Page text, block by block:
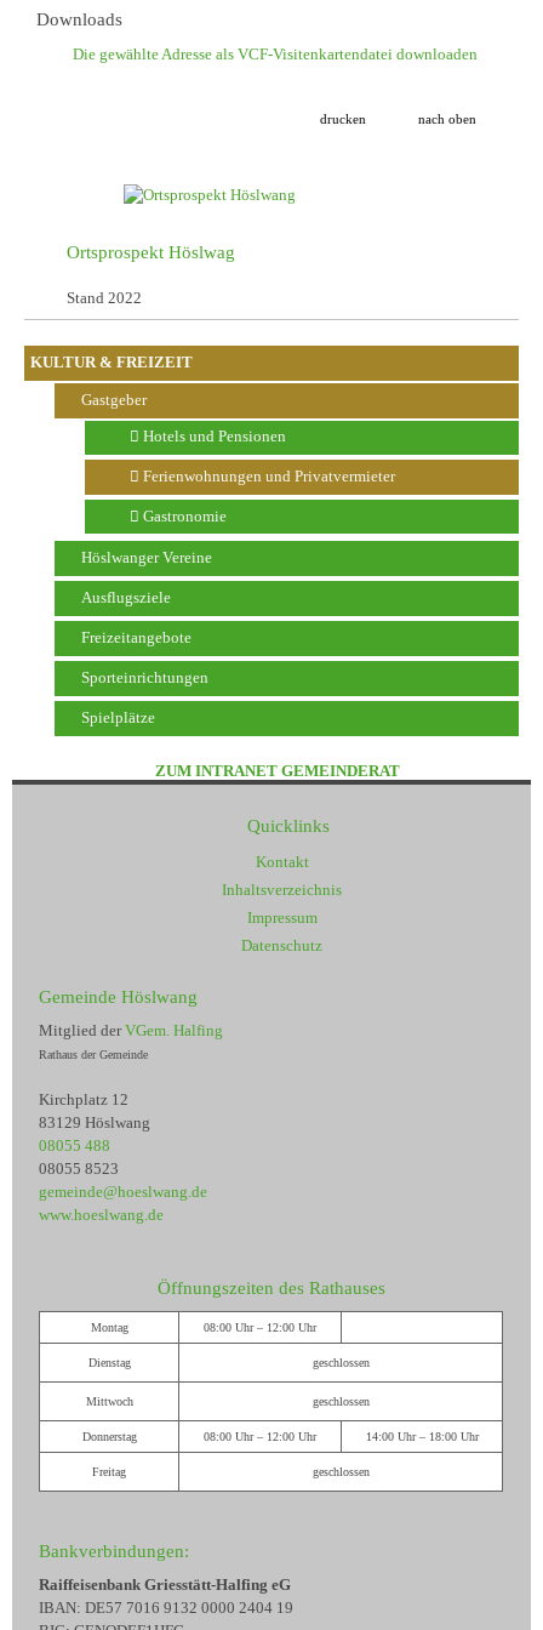
KULTUR & FREIZEIT
Gastgeber
Hotels und Pensionen
Ferienwohnungen und Privatvermieter
Gastronomie
Höslwanger Vereine
Ausflugsziele
Freizeitangebote
Sporteinrichtungen
Spielplätze
Downloads
Die gewählte Adresse als VCF-Visitenkartendatei downloaden
drucken nach oben
Ortsprospekt Höslwag
Stand 2022
ZUM INTRANET GEMEINDERAT
Quicklinks
Kontakt
Inhaltsverzeichnis
Impressum
Datenschutz
Gemeinde Höslwang
Mitglied derVGem. Halfing
Rathaus der Gemeinde
Kirchplatz 12
83129 Höslwang
08055 488
08055 8523
gemeinde@hoeslwang.de
www.hoeslwang.de
Öffnungszeiten des Rathauses
Montag 08:00 Uhr – 12:00 Uhr
Dienstag geschlossen
Mittwoch geschlossen
Donnerstag 08:00 Uhr – 12:00 Uhr 14:00 Uhr – 18:00 Uhr
Freitag geschlossen
Bankverbindungen:
Raiffeisenbank Griesstätt-Halfing eG
IBAN: DE57 7016 9132 0000 2404 19